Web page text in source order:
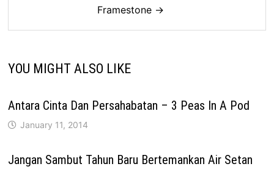
Framestone →
YOU MIGHT ALSO LIKE
Antara Cinta Dan Persahabatan – 3 Peas In A Pod
January 11, 2014
Jangan Sambut Tahun Baru Bertemankan Air Setan